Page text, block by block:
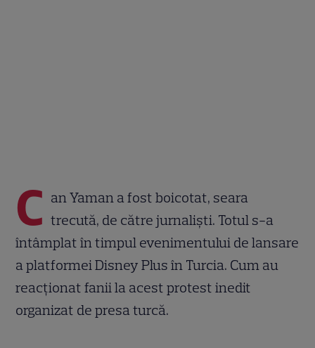
C an Yaman a fost boicotat, seara
trecută, de către jurnaliști. Totul s-a
întâmplat în timpul evenimentului de lansare
a platformei Disney Plus în Turcia. Cum au
reacționat fanii la acest protest inedit
organizat de presa turcă.